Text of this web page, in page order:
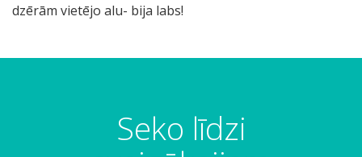
dzērām vietējo alu- bija labs!
a
a
o
Seko līdzi